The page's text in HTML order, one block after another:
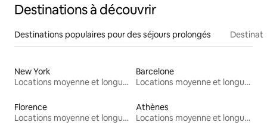
Destinations à découvrir
Destinations populaires pour des séjours prolongés
New York
Locations moyenne et longue durée
Barcelone
Locations moyenne et longue durée
Florence
Locations moyenne et longue durée
Athènes
Locations moyenne et longue durée